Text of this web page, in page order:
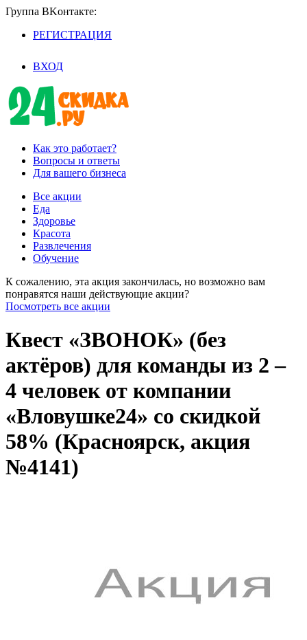
Группа BKoнтaктe:
РЕГИСТРАЦИЯ
ВХОД
Как это работает?
Вопросы и ответы
Для вашего бизнеса
Все акции
Еда
Здоровье
Красота
Развлечения
Обучение
К сожалению, эта акция закончилась, но возможно вам
понравятся наши действующие акции?
Посмотреть все акции
Квест «ЗВОНОК» (без
актёров) для команды из 2 –
4 человек от компании
«Вловушке24» со скидкой
58% (Красноярск, акция
№4141)